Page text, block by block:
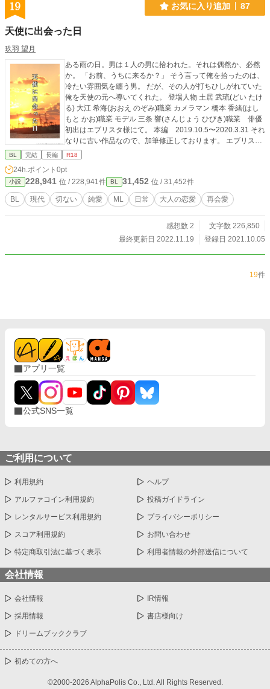
19 お気に入り追加 87
天使に出会った日
玖羽 望月
ある雨の日。男は１人の男に拾われた。それは偶然か、必然
か。 「お前、うちに来るか？」 そう言って俺を拾ったのは、
冷たい雰囲気を纏う男。 だが、その人が打ちひしがれていた
俺を天使の元へ導いてくれた。 登場人物 土居 武琉(どい たけ
る) 大江 希海(おおえ のぞみ)職業 カメラマン 橋本 香緒(はし
もと かお)職業 モデル 三条 響(さんじょう ひびき)職業 俳優
初出はエブリスタ様にて。 本編 2019.10.5〜2020.3.31 それ
なりに古い作品なので、加筆修正しております。 エブリスタ
様のほうでは、番外編やＳＳも公開済。 (2022.11月〜ほぼ転
に入るためレーティングをＲ１８に変更しました。 関連作品
「One night stand after〜俺様カメラマンは私を捉えて離さな
い〜」 「【R-18】月の名前〜年上カメラマンと訳あり彼女の
蜜月まで〜」 同じ登場人物が出てきます。
BL 完結 長編 R18
24h.ポイント 0pt
小説 228,941 位 / 228,941件 BL 31,452 位 / 31,452件
BL 現代 切ない 純愛 ML 日常 大人の恋愛 再会愛
感想数 2
文字数 226,850
最終更新日 2022.11.19
登録日 2021.10.05
19件
アプリ一覧
公式SNS一覧
ご利用について
利用規約 ヘルプ
アルファコイン利用規約 投稿ガイドライン
レンタルサービス利用規約 プライバシーポリシー
スコア利用規約 お問い合わせ
特定商取引法に基づく表示 利用者情報の外部送信について
会社情報
会社情報 IR情報
採用情報 書店様向け
ドリームブッククラブ
初めての方へ
©2000-2026 AlphaPolis Co., Ltd. All Rights Reserved.